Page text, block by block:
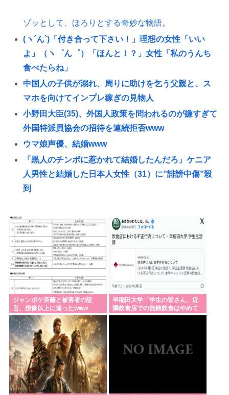
ゾッとして、ほろりとする奇妙な物語。
(ヽ´ん`)「付き合って下さい！」理想の女性「いい
よ」（ヽ゜ん゜）「ほんと！？」女性「私のうんち
食べたらね」
中国人の子供が溺れ、周りに助けを乞う父親と、ス
マホを向けてインプレ稼ぎの見物人
小野田大臣(35)、外国人政策を問われるのが嫌すぎて
外国特派員協会の招待を連続拒否www
ウマ娘声優、結婚www
「黒人のチンポに惹かれて結婚したんだろ」ケニア
人男性と結婚した日本人女性（31）に”誹謗中傷”殺
到
がりの女性に連絡先書いた紙渡すよ
エアコン無しワイ、死の危険🥵
中国ガチでブチ切れてる模様、レアアース高市🇯🇵
への輸出50%減トランプ🇺🇸への輸出も3割減
「教職員の働き方改革は大事だが」吉村知事が危機
感 学力テスト結果が全教科で「平均以下」
【広島】廿日市の中学野球部員死亡事故 書類送検の
医師、別人のCT画像で診察した疑い 頭部出血に気づ
かなかった可能性
悪夢の民主党政権、移民の数を減らしていた事が判
明www
「竣工1年半」韓国・仁川の新築マンションで外壁テ
ジャンポケ斉藤と被害者の証
言、想像以上に違ったwww
早稲田大学「学生の皆さん、近
隣飲食店での無銭飲食はやめて
ください」